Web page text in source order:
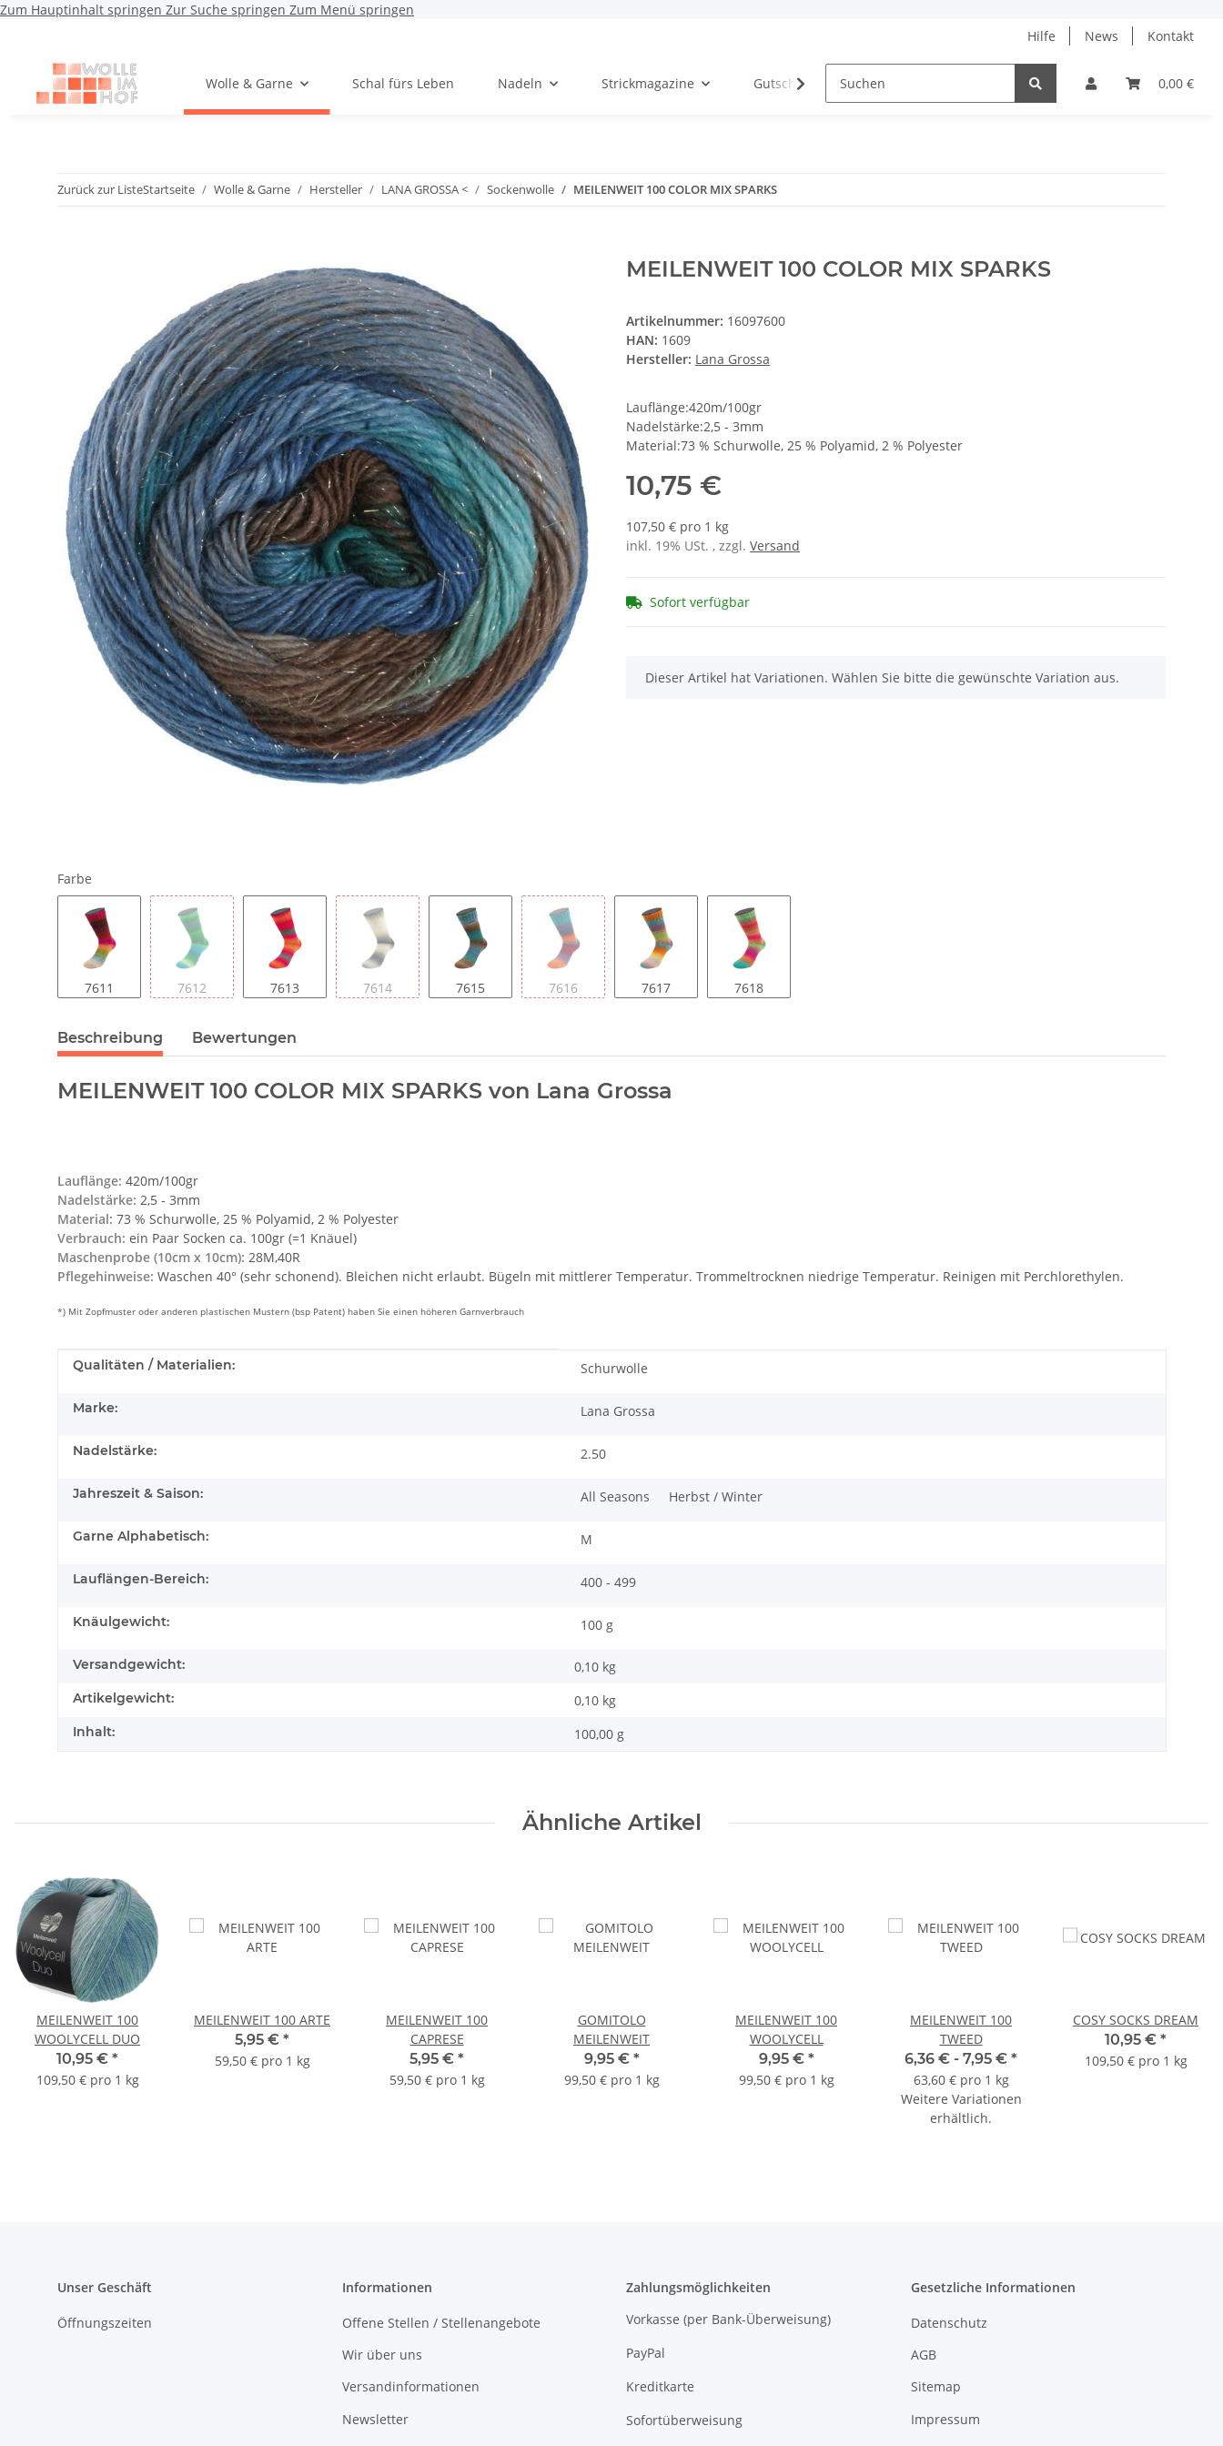
Zum Hauptinhalt springen Zur Suche springen Zum Menü springen
Hilfe
News Kontakt
0,00 €
Wolle & Garne Schal fürs Leben Nadeln Strickmagazine Gutscheine % Angebote % Tanja Steinbach
Zurück zur ListeStartseite Wolle & Garne Hersteller LANA GROSSA < Sockenwolle MEILENWEIT 100 COLOR MIX SPARKS
MEILENWEIT 100 COLOR MIX SPARKS
Artikelnummer: 16097600
HAN: 1609
Hersteller: Lana Grossa
Lauflänge:420m/100gr
Nadelstärke:2,5 - 3mm
Material:73 % Schurwolle, 25 % Polyamid, 2 % Polyester
10,75 €
107,50 € pro 1 kg
inkl. 19% USt. , zzgl. Versand
Sofort verfügbar
x
Dieser Artikel hat Variationen. Wählen Sie bitte die gewünschte Variation aus.
Farbe
7611 7612 7613 7614 7615 7616 7617 7618
Beschreibung Bewertungen
MEILENWEIT 100 COLOR MIX SPARKS von Lana Grossa
Lauflänge: 420m/100gr
Nadelstärke: 2,5 - 3mm
Material: 73 % Schurwolle, 25 % Polyamid, 2 % Polyester
Verbrauch: ein Paar Socken ca. 100gr (=1 Knäuel)
Maschenprobe (10cm x 10cm): 28M,40R
Pflegehinweise: Waschen 40° (sehr schonend). Bleichen nicht erlaubt. Bügeln mit mittlerer Temperatur. Trommeltrocknen niedrige Temperatur. Reinigen mit Perchlorethylen.
*) Mit Zopfmuster oder anderen plastischen Mustern (bsp Patent) haben Sie einen höheren Garnverbrauch
Produkteigenschaft
Wert
Qualitäten / Materialien: Schurwolle
Marke: Lana Grossa
Nadelstärke: 2.50
Jahreszeit & Saison: All Seasons Herbst / Winter
Garne Alphabetisch: M
Lauflängen-Bereich: 400 - 499
Knäulgewicht: 100 g
Versandgewicht: 0,10 kg
Artikelgewicht: 0,10 kg
Inhalt: 100,00 g
Ähnliche Artikel
MEILENWEIT 100
WOOLYCELL DUO
10,95 € *
109,50 € pro 1 kg
MEILENWEIT 100 ARTE
5,95 € *
59,50 € pro 1 kg
MEILENWEIT 100
CAPRESE
5,95 € *
59,50 € pro 1 kg
GOMITOLO
MEILENWEIT
9,95 € *
99,50 € pro 1 kg
MEILENWEIT 100
WOOLYCELL
9,95 € *
99,50 € pro 1 kg
MEILENWEIT 100
TWEED
6,36 € - 7,95 € *
63,60 € pro 1 kg
Weitere Variationen
erhältlich.
COSY SOCKS DREAM
10,95 € *
109,50 € pro 1 kg
Unser Geschäft
Öffnungszeiten
Informationen
Offene Stellen / Stellenangebote
Wir über uns
Versandinformationen
Newsletter
Zahlungsmöglichkeiten
Vorkasse (per Bank-Überweisung)
PayPal
Kreditkarte
Sofortüberweisung
Gesetzliche Informationen
Datenschutz
AGB
Sitemap
Impressum